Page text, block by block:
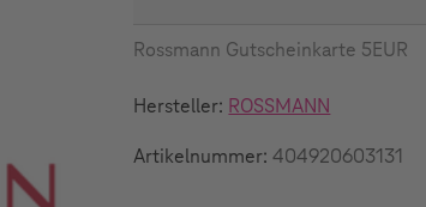
Rossmann Gutscheinkarte 5EUR
Hersteller: ROSSMANN
Artikelnummer: 404920603131